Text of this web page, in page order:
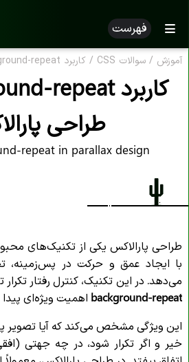
فهرست
آموزش / سوالات CSS / کاربرد background-repeat در طراحی پارالاکس
طراحی
repeat in parallax design
طراحی پارالاکس یکی از تکنیک‌های
با ایجاد عمق و حرکت در پس‌زمینه،
می‌دهد. در این تکنیک، کنترل رفتار
background-repeat اهمیت ویژه‌ای
این ویژگی مشخص می‌کند که آیا تصویر
خیر و اگر تکرار شود، در چه جهتی